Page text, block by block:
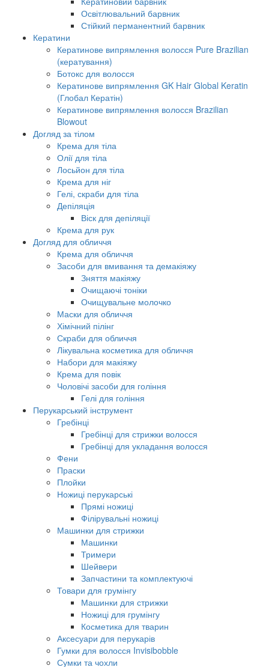
Освітлювальний барвник
Стійкий перманентний барвник
Кератини
Кератинове випрямлення волосся Pure Brazilian
(кератування)
Ботокс для волосся
Кератинове випрямлення GK Hair Global Keratin
(Глобал Кератін)
Кератинове випрямлення волосся Brazilian
Blowout
Догляд за тілом
Крема для тіла
Олії для тіла
Лосьйон для тіла
Крема для ніг
Гелі, скраби для тіла
Депіляція
Віск для депіляції
Крема для рук
Догляд для обличчя
Крема для обличчя
Засоби для вмивання та демакіяжу
Зняття макіяжу
Очищаючі тоніки
Очищувальне молочко
Маски для обличчя
Хімічний пілінг
Скраби для обличчя
Лікувальна косметика для обличчя
Набори для макіяжу
Крема для повік
Чоловічі засоби для гоління
Гелі для гоління
Перукарський інструмент
Гребінці
Гребінці для стрижки волосся
Гребінці для укладання волосся
Фени
Праски
Плойки
Ножиці перукарські
Прямі ножиці
Філірувальні ножиці
Машинки для стрижки
Машинки
Тримери
Шейвери
Запчастини та комплектуючі
Товари для грумінгу
Машинки для стрижки
Ножиці для грумінгу
Косметика для тварин
Аксесуари для перукарів
Гумки для волосся Invisibobble
Сумки та чохли